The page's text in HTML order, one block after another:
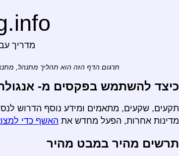
מדריך
תרגום הדף הזה הוא תהליך מתנהל,
כיצד להשתמש בפקסים מ- אנגולה
תקעים, שקעים, מתאמים ומידע נוסף הדרוש
מדינות אחרות, הפעל מחדש את האשף כדי
תרשים מהיר במבט מהיר